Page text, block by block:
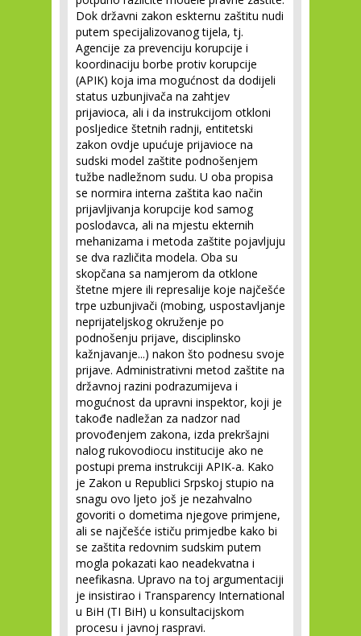
Dok državni zakon eskternu zaštitu nudi
putem specijalizovanog tijela, tj.
Agencije za prevenciju korupcije i
koordinaciju borbe protiv korupcije
(APIK) koja ima mogućnost da dodijeli
status uzbunjivača na zahtjev
prijavioca, ali i da instrukcijom otkloni
posljedice štetnih radnji, entitetski
zakon ovdje upućuje prijavioce na
sudski model zaštite podnošenjem
tužbe nadležnom sudu. U oba propisa
se normira interna zaštita kao način
prijavljivanja korupcije kod samog
poslodavca, ali na mjestu ekternih
mehanizama i metoda zaštite pojavljuju
se dva različita modela. Oba su
skopčana sa namjerom da otklone
štetne mjere ili represalije koje najčešće
trpe uzbunjivači (mobing, uspostavljanje
neprijateljskog okruženje po
podnošenju prijave, disciplinsko
kažnjavanje...) nakon što podnesu svoje
prijave. Administrativni metod zaštite na
državnoj razini podrazumijeva i
mogućnost da upravni inspektor, koji je
takođe nadležan za nadzor nad
provođenjem zakona, izda prekršajni
nalog rukovodiocu institucije ako ne
postupi prema instrukciji APIK-a. Kako
je Zakon u Republici Srpskoj stupio na
snagu ovo ljeto još je nezahvalno
govoriti o dometima njegove primjene,
ali se najčešće ističu primjedbe kako bi
se zaštita redovnim sudskim putem
mogla pokazati kao neadekvatna i
neefikasna. Upravo na toj argumentaciji
je insistirao i Transparency International
u BiH (TI BiH) u konsultacijskom
procesu i javnoj raspravi.